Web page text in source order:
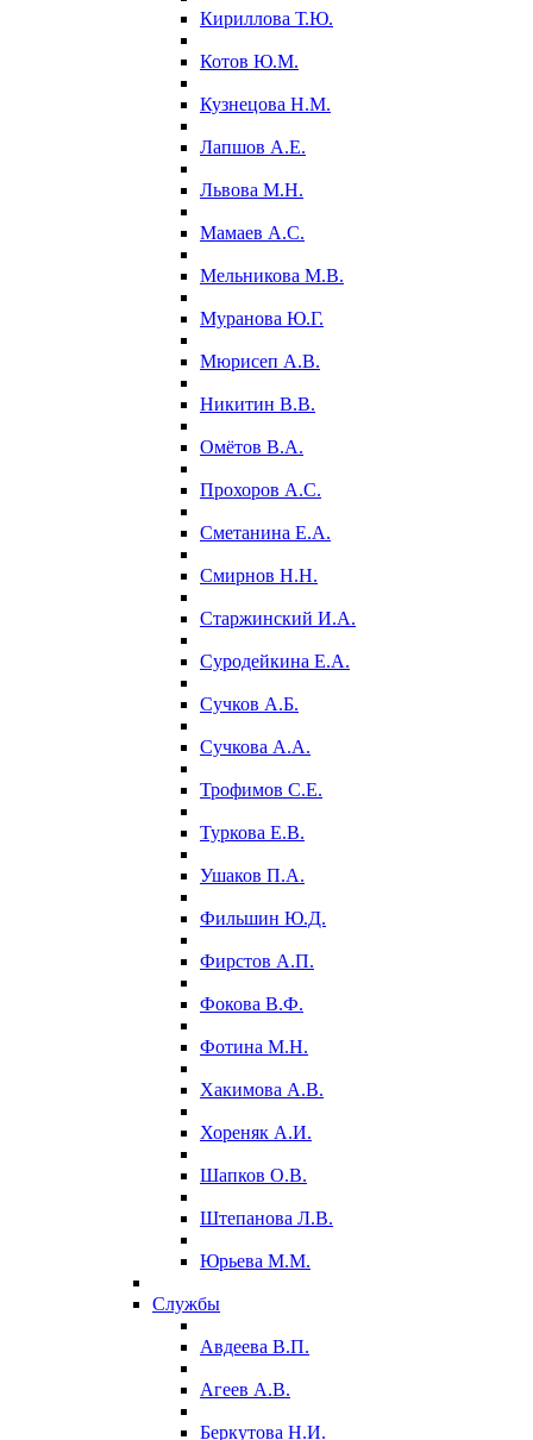
Кириллова Т.Ю.
Котов Ю.М.
Кузнецова Н.М.
Лапшов А.Е.
Львова М.Н.
Мамаев А.С.
Мельникова М.В.
Муранова Ю.Г.
Мюрисеп А.В.
Никитин В.В.
Омётов В.А.
Прохоров А.С.
Сметанина Е.А.
Смирнов Н.Н.
Старжинский И.А.
Суродейкина Е.А.
Сучков А.Б.
Сучкова А.А.
Трофимов С.Е.
Туркова Е.В.
Ушаков П.А.
Фильшин Ю.Д.
Фирстов А.П.
Фокова В.Ф.
Фотина М.Н.
Хакимова А.В.
Хореняк А.И.
Шапков О.В.
Штепанова Л.В.
Юрьева М.М.
Службы
Авдеева В.П.
Агеев А.В.
Беркутова Н.И.